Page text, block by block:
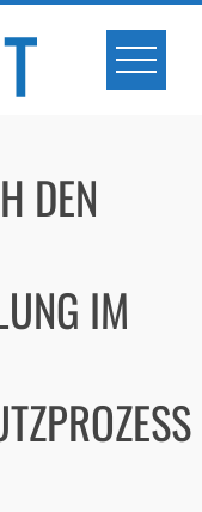
DEN
IM